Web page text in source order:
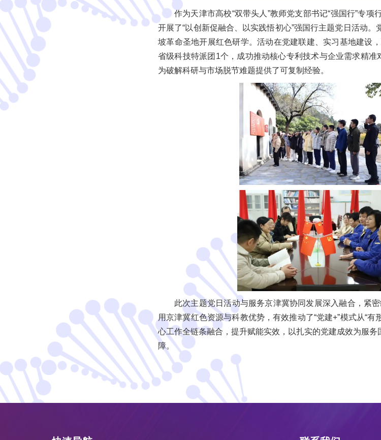
作为天津市高校“双带头人”教师党支部书记“强国行”专
开展了“以创新促融合、以实践悟初心”强国行主题党日活动
坡革命圣地开展红色研学。活动在党建联建、实习基地建设
省级科技特派团1个，成功推动核心专利技术与企业需求精准
为破解科研与市场脱节难题提供了可复制经验。
此次主题党日活动与服务京津冀协同发展深入融合，紧
用京津冀红色资源与科教优势，有效推动了“党建+”模式从“
心工作全链条融合，提升赋能实效，以扎实的党建成效为服
障。